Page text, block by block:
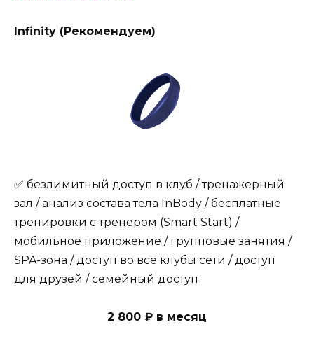
Infinity (Рекомендуем)
✅ безлимитный доступ в клуб / тренажерный
зал / анализ состава тела InBody / бесплатные
тренировки с тренером (Smart Start) /
мобильное приложение / групповые занятия /
SPA-зона / доступ во все клубы сети / доступ
для друзей / семейный доступ
2 800 ₽ в месяц